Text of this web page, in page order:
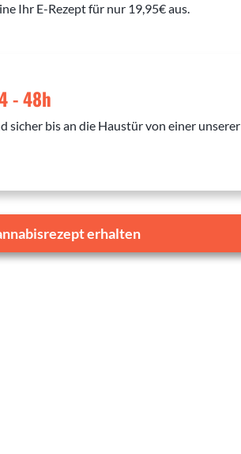
Ihr E-Rezept für nur 19,95€ aus.
- 48h
sicher bis an die Haustür von einer unserer
erhalten